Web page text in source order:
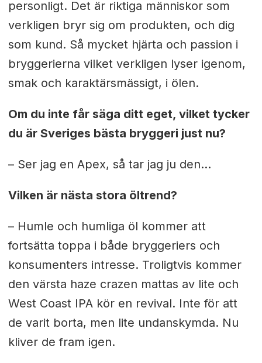
personligt. Det är riktiga människor som
verkligen bryr sig om produkten, och dig
som kund. Så mycket hjärta och passion i
bryggerierna vilket verkligen lyser igenom,
smak och karaktärsmässigt, i ölen.
Om du inte får säga ditt eget, vilket tycker
du är Sveriges bästa bryggeri just nu?
– Ser jag en Apex, så tar jag ju den...
Vilken är nästa stora öltrend?
– Humle och humliga öl kommer att
fortsätta toppa i både bryggeriers och
konsumenters intresse. Troligtvis kommer
den värsta haze crazen mattas av lite och
West Coast IPA kör en revival. Inte för att
de varit borta, men lite undanskymda. Nu
kliver de fram igen.